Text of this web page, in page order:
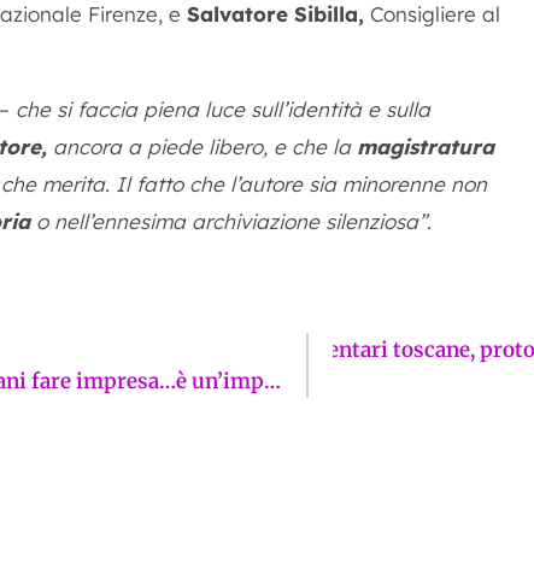
Firenze, e Salvatore Sibilla, Consigliere al
che si faccia piena luce sull’identità e sulla
ancora a piede libero, e che la magistratura
merita. Il fatto che l’autore sia minorenne non
o nell’ennesima archiviazione silenziosa”.
Tra malasanità e criminalità, per i giovani fare impresa…è un’impresa. E adesso protestano anche gli operatori dell’Arno. La Firenze sui giornali di lunedì 11 maggio
eccellenze agroalimentari toscane,